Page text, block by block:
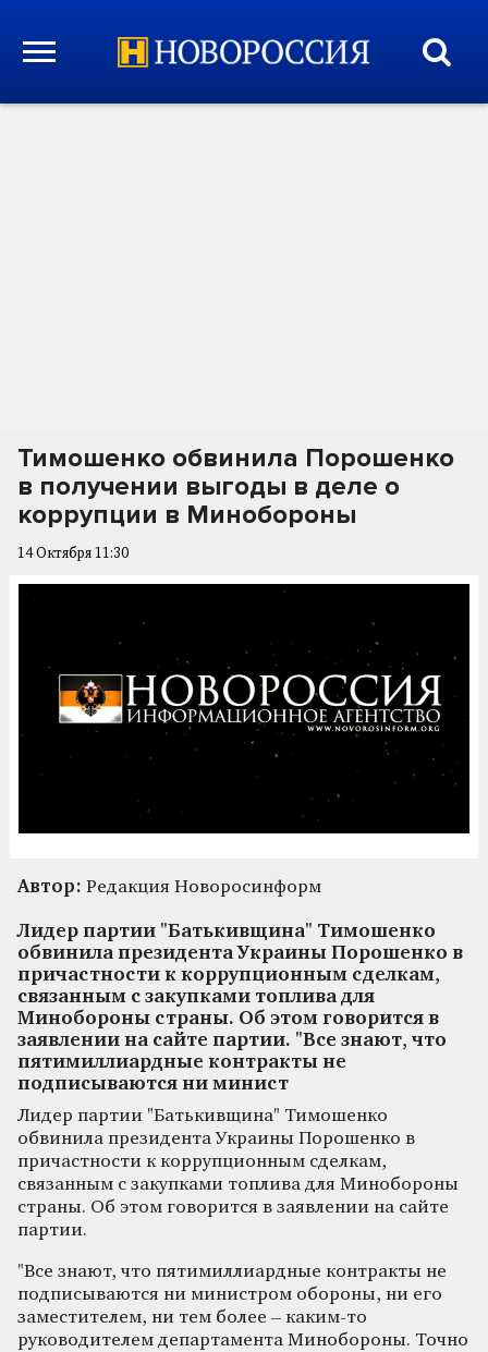
Тимошенко обвинила Порошенко
в получении выгоды в деле о
коррупции в Минобороны
14 Октября 11:30
Автор: Редакция Новоросинформ
Лидер партии "Батькивщина" Тимошенко
обвинила президента Украины Порошенко в
причастности к коррупционным сделкам,
связанным с закупками топлива для
Минобороны страны. Об этом говорится в
заявлении на сайте партии. "Все знают, что
пятимиллиардные контракты не
подписываются ни минист
Лидер партии "Батькивщина" Тимошенко
обвинила президента Украины Порошенко в
причастности к коррупционным сделкам,
связанным с закупками топлива для Минобороны
страны. Об этом говорится в заявлении на сайте
партии.
"Все знают, что пятимиллиардные контракты не
подписываются ни министром обороны, ни его
заместителем, ни тем более – каким-то
руководителем департамента Минобороны. Точно